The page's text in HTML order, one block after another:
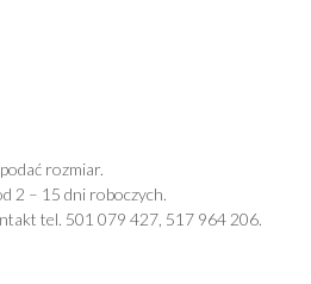
rozmiar.
2 – 15 dni roboczych.
tel. 501 079 427, 517 964 206.